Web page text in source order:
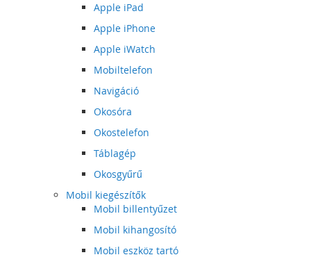
Apple iPad
Apple iPhone
Apple iWatch
Mobiltelefon
Navigáció
Okosóra
Okostelefon
Táblagép
Okosgyűrű
Mobil kiegészítők
Mobil billentyűzet
Mobil kihangosító
Mobil eszköz tartó